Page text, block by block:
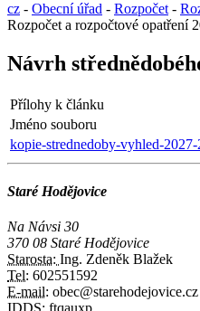
cz - Obecní úřad - Rozpočet -
Rozpočet a rozpočtové opatření
Návrh
Přílohy k článku
Jméno souboru
kopie-strednedoby-vyhled-
Staré Hodějovice
Na Návsi 30
370 08 Staré Hodějovice
Starosta: Ing. Zdeněk Blažek
Tel: 602551592
E-mail: obec@starehodejovice.cz